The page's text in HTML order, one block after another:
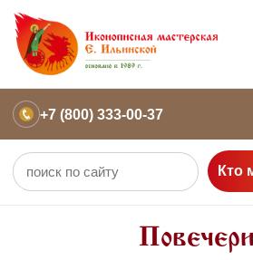
+7 (800) 333-00-37
Кто